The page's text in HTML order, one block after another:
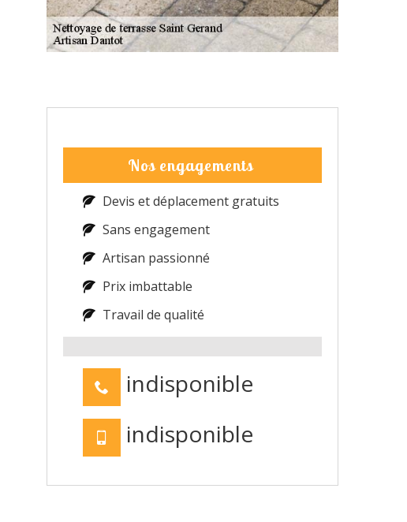
Nos engagements
Devis et déplacement gratuits
Sans engagement
Artisan passionné
Prix imbattable
Travail de qualité
indisponible
indisponible